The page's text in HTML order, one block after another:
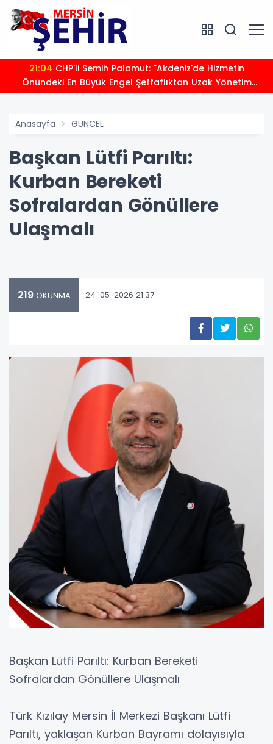
21:04
Önündeki En Büyük Engel Şeffaflıktan Uzak Yönetim
Anlayışıdır"
Anasayfa GÜNCEL
Başkan Lütfi Parıltı:
Kurban Bereketi
Sofralardan Gönüllere
Ulaşmalı
219 OKUNMA 24-05-2026 21:37
Başkan Lütfi Parıltı: Kurban Bereketi
Sofralardan Gönüllere Ulaşmalı
Türk Kızılay Mersin İl Merkezi Başkanı Lütfi
Parıltı, yaklaşan Kurban Bayramı dolayısıyla